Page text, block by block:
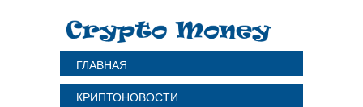
ГЛАВНАЯ
КРИПТОНОВОСТИ